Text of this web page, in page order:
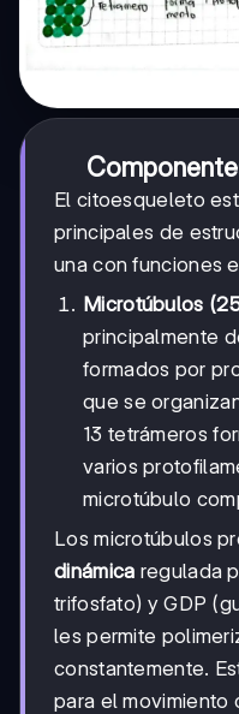
El citoesqueleto
principales de
una con funciones
Microtúbulos
principalmente
formados por
que se
13 tetrámeros
varios
microtúbulo
Los microtúbulos
dinámica regulada
trifosfato) y GDP
les permite
constantemente.
para el movimiento